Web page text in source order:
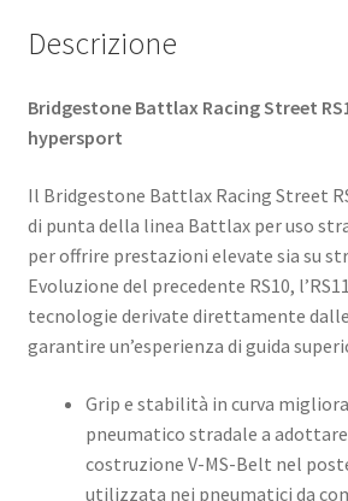
Descrizione
Bridgestone Battlax Racing Street
hypersport
Il Bridgestone Battlax Racing Street
di punta della linea Battlax per uso
per offrire prestazioni elevate sia su
Evoluzione del precedente RS10,
tecnologie derivate direttamente
garantire un’esperienza di guida
Grip e stabilità in curva
pneumatico stradale a
costruzione V-MS-Belt nel
utilizzata nei pneumatici da